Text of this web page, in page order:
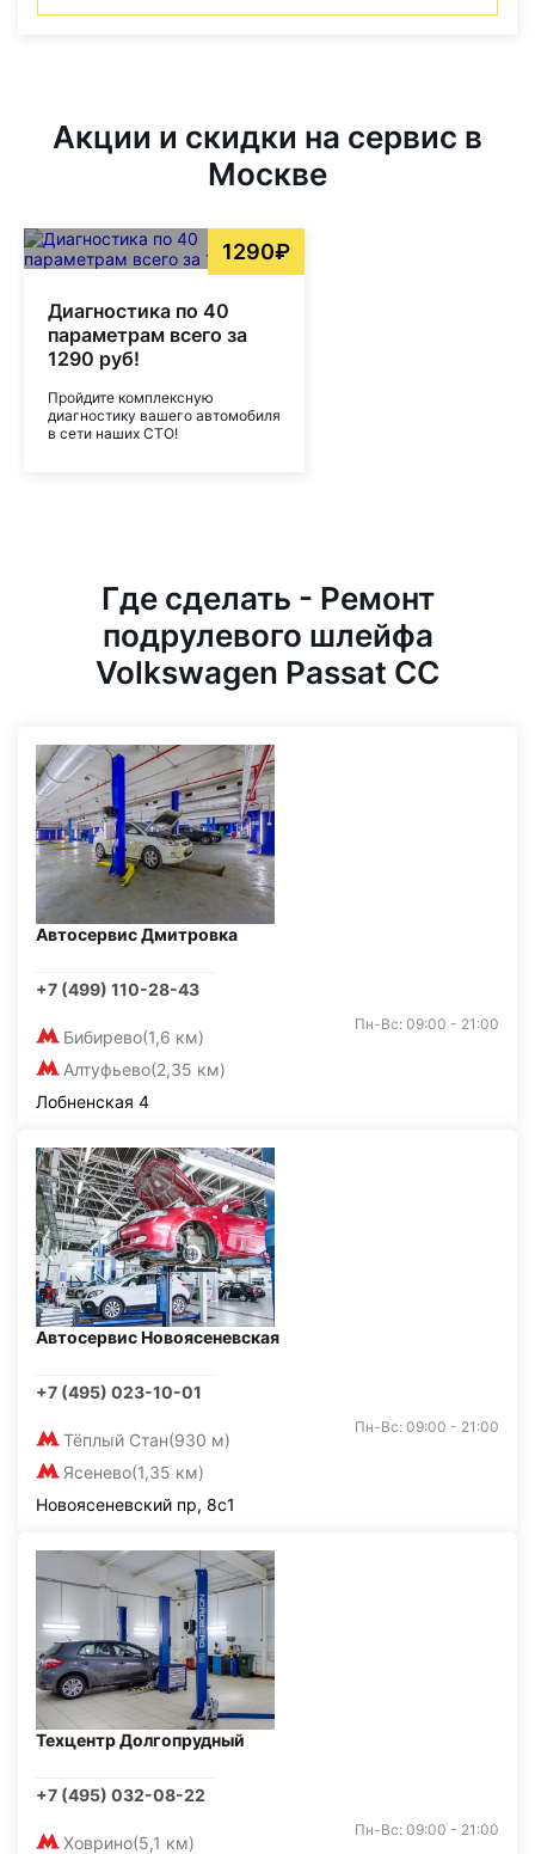
Акции и скидки на сервис в
Москве
1290₽
Диагностика по 40
параметрам всего за
1290 руб!
Пройдите комплексную
диагностику вашего автомобиля
в сети наших СТО!
Где сделать - Ремонт
подрулевого шлейфа
Volkswagen Passat CC
Автосервис Дмитровка
+7 (499) 110-28-43
Бибирево(1,6 км)
Алтуфьево(2,35 км)
Пн-Вс: 09:00 - 21:00
Лобненская 4
Автосервис Новоясеневская
+7 (495) 023-10-01
Тёплый Стан(930 м)
Ясенево(1,35 км)
Пн-Вс: 09:00 - 21:00
Новоясеневский пр, 8с1
Техцентр Долгопрудный
+7 (495) 032-08-22
Ховрино(5,1 км)
Пн-Вс: 09:00 - 21:00